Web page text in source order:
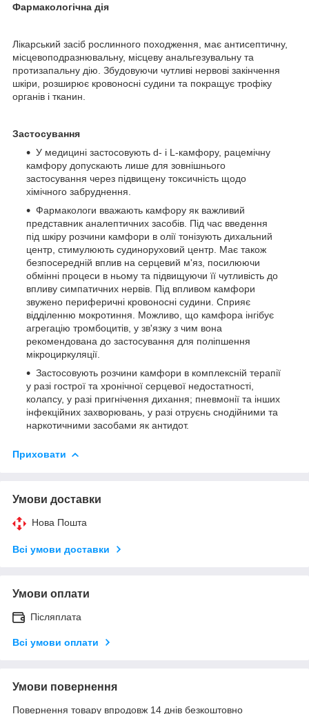
Фармакологічна дія
Лікарський засіб рослинного походження, має антисептичну,
місцевоподразнювальну, місцеву анальгезувальну та
протизапальну дію. Збудовуючи чутливі нервові закінчення
шкіри, розширює кровоносні судини та покращує трофіку
органів і тканин.
Застосування
У медицині застосовують d- і L-камфору, рацемічну
камфору допускають лише для зовнішнього
застосування через підвищену токсичність щодо
хімічного забруднення.
Фармакологи вважають камфору як важливий
представник аналептичних засобів. Під час введення
під шкіру розчини камфори в олії тонізують дихальний
центр, стимулюють судиноруховий центр. Має також
безпосередній вплив на серцевий м'яз, посилюючи
обмінні процеси в ньому та підвищуючи її чутливість до
впливу симпатичних нервів. Під впливом камфори
звужено периферичні кровоносні судини. Сприяє
відділенню мокротиння. Можливо, що камфора інгібує
агрегацію тромбоцитів, у зв'язку з чим вона
рекомендована до застосування для поліпшення
мікроциркуляції.
Застосовують розчини камфори в комплексній терапії
у разі гострої та хронічної серцевої недостатності,
колапсу, у разі пригнічення дихання; пневмонії та інших
інфекційних захворювань, у разі отруєнь снодійними та
наркотичними засобами як антидот.
Приховати
Умови доставки
Нова Пошта
Всі умови доставки
Умови оплати
Післяплата
Всі умови оплати
Умови повернення
Повернення товару впродовж 14 днів безкоштовно